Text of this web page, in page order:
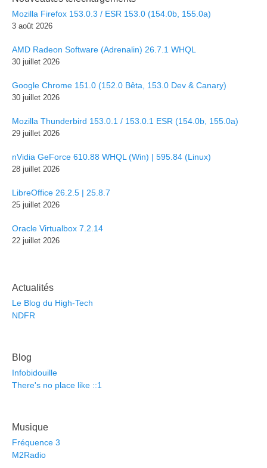
Mozilla Firefox 153.0.3 / ESR 153.0 (154.0b, 155.0a)
3 août 2026
AMD Radeon Software (Adrenalin) 26.7.1 WHQL
30 juillet 2026
Google Chrome 151.0 (152.0 Bêta, 153.0 Dev & Canary)
30 juillet 2026
Mozilla Thunderbird 153.0.1 / 153.0.1 ESR (154.0b, 155.0a)
29 juillet 2026
nVidia GeForce 610.88 WHQL (Win) | 595.84 (Linux)
28 juillet 2026
LibreOffice 26.2.5 | 25.8.7
25 juillet 2026
Oracle Virtualbox 7.2.14
22 juillet 2026
Actualités
Le Blog du High-Tech
NDFR
Blog
Infobidouille
There's no place like ::1
Musique
Fréquence 3
M2Radio